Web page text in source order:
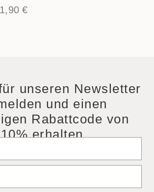
€
unseren Newsletter
und einen
Rabattcode von
10% erhalten.